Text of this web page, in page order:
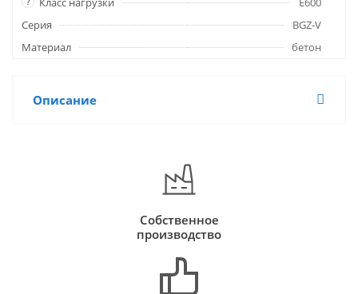
Серия
BGZ-V
Материал
бетон
Описание
Собственное
производство